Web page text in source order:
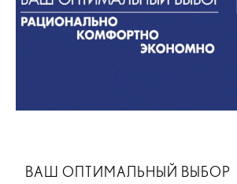
ВАШ ОПТИМАЛЬНЫЙ ВЫБОР